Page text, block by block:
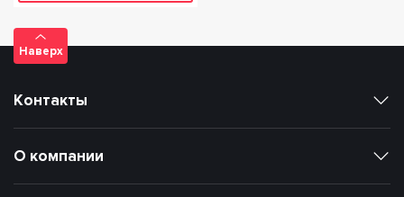
Наверх
О компании
Контакты